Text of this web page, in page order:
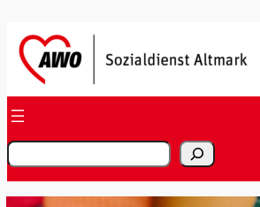
Inhalt
springen
S
c